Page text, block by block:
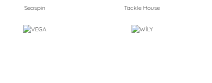
Seaspin Tackle House